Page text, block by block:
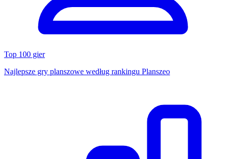
Top 100 gier
Najlepsze gry planszowe według rankingu Planszeo